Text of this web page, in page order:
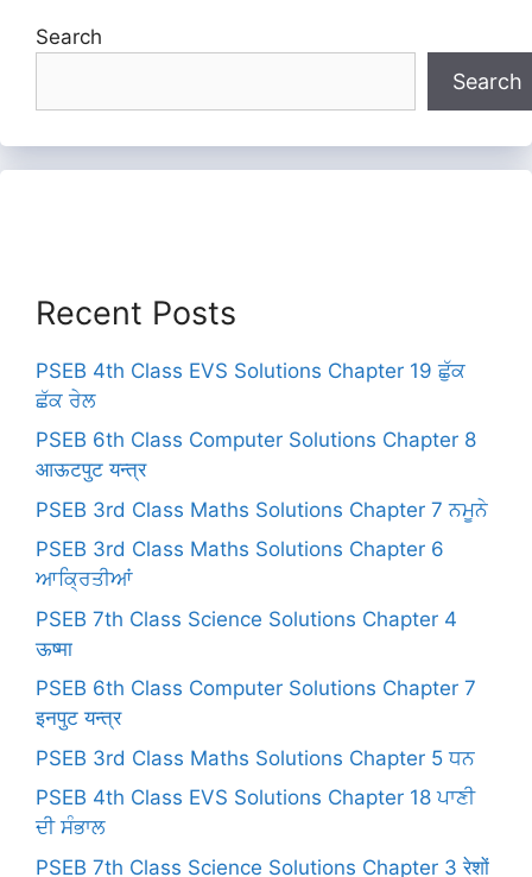
Search
Search
Recent Posts
PSEB 4th Class EVS Solutions Chapter 19 ਛੁੱਕ
ਛੱਕ ਰੇਲ
PSEB 6th Class Computer Solutions Chapter 8
आऊटपुट यन्त्र
PSEB 3rd Class Maths Solutions Chapter 7 ਨਮੂਨੇ
PSEB 3rd Class Maths Solutions Chapter 6
ਆਕ੍ਰਿਤੀਆਂ
PSEB 7th Class Science Solutions Chapter 4
ऊष्मा
PSEB 6th Class Computer Solutions Chapter 7
इनपुट यन्त्र
PSEB 3rd Class Maths Solutions Chapter 5 ਧਨ
PSEB 4th Class EVS Solutions Chapter 18 ਪਾਣੀ
ਦੀ ਸੰਭਾਲ
PSEB 7th Class Science Solutions Chapter 3 रेशों